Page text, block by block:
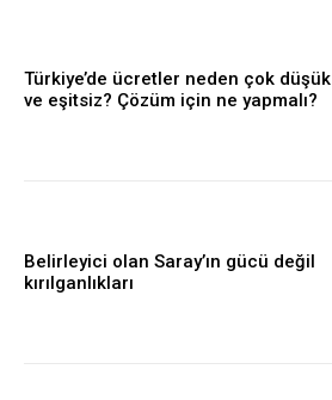
Türkiye’de ücretler neden çok düşük
ve eşitsiz? Çözüm için ne yapmalı?
Belirleyici olan Saray’ın gücü değil
kırılganlıkları